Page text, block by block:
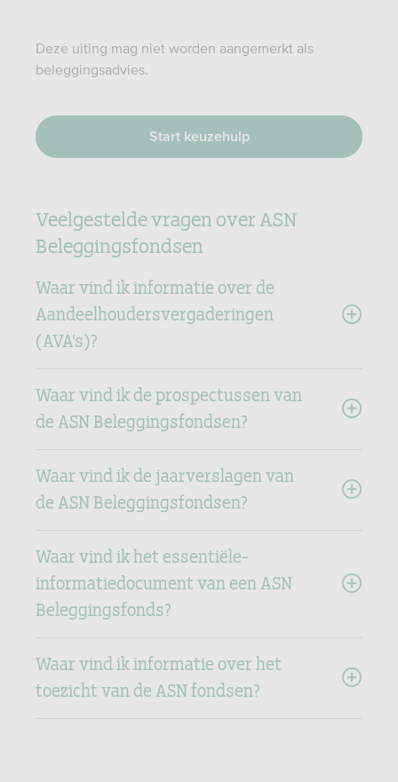
Deze uiting mag niet worden aangemerkt als
beleggingsadvies.
Start keuzehulp
Veelgestelde vragen over ASN
Beleggingsfondsen
Waar vind ik informatie over de
Aandeelhoudersvergaderingen
(AVA's)?
Waar vind ik de prospectussen van
de ASN Beleggingsfondsen?
Waar vind ik de jaarverslagen van
de ASN Beleggingsfondsen?
Waar vind ik het essentiële-
informatiedocument van een ASN
Beleggingsfonds?
Waar vind ik informatie over het
toezicht van de ASN fondsen?